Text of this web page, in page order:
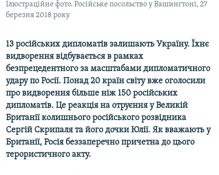
Ілюстраційне фото. Російське посольство у Вашингтоні, 27
березня 2018 року
13 російських дипломатів залишають Україну. Їхнє
видворення відбувається в рамках
безпрецедентного за масштабами дипломатичного
удару по Росії. Понад 20 країн світу вже оголосили
про видворення більше ніж 150 російських
дипломатів. Це реакція на отруєння у Великій
Британії колишнього російського розвідника
Сергій Скрипаля та його дочки Юлії. Як вважають у
Британії, Росія беззаперечно причетна до цього
терористичного акту.